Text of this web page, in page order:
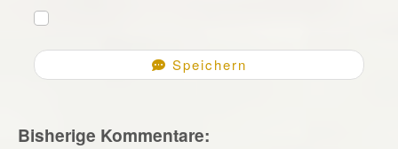
Speichern
Bisherige Kommentare: